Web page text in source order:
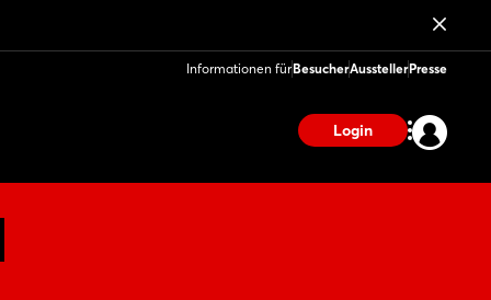
Informationen fürBesucherAusstellerPresse
Login